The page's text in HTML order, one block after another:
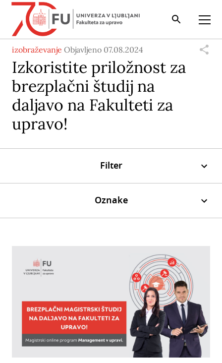
Iskalnik Odpri
izobraževanje Objavljeno 07.08.2024
Izkoristite priložnost za
brezplačni študij na
daljavo na Fakulteti za
upravo!
Filter
Oznake